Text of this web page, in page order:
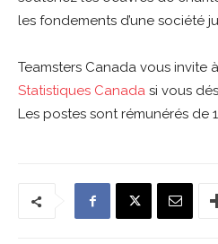
les fondements d’une société
Teamsters Canada vous invite
Statistiques Canada si vous
Les postes sont rémunérés de